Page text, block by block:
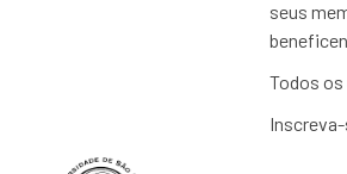
seus
Todos